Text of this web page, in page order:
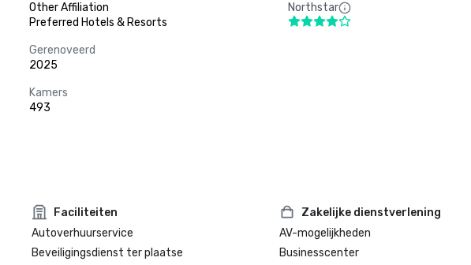
Other Affiliation
Preferred Hotels & Resorts
Gerenoveerd
2025
Kamers
493
Northstar
Faciliteiten
Autoverhuurservice
Beveiligingsdienst ter plaatse
Zakelijke dienstverlening
AV-mogelijkheden
Businesscenter